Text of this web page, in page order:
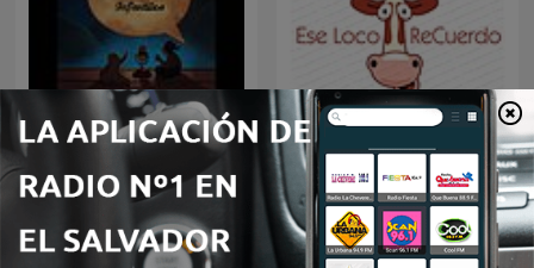
Cuentos y Relatos
Infantiles - Aquí te cuento
Ese Loco ReCuerdo